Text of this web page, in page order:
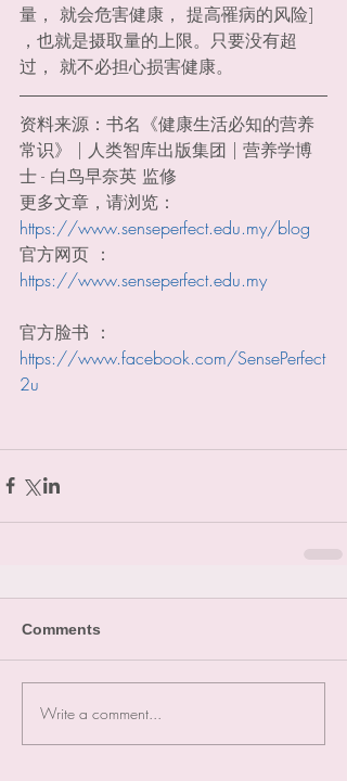
量， 就会危害健康， 提高罹病的风险]
，也就是摄取量的上限。只要没有超
过， 就不必担心损害健康。
资料来源：书名《健康生活必知的营养
常识》 | 人类智库出版集团 | 营养学博
士 - 白鸟早奈英 监修
更多文章，请浏览：
https://www.senseperfect.edu.my/blog
官方网页 ：
https://www.senseperfect.edu.my
官方脸书 ：
https://www.facebook.com/SensePerfect
2u
Comments
Write a comment...